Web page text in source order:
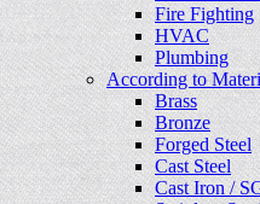
Fire Fighting
HVAC
Plumbing
According to
Brass
Bronze
Forged Steel
Cast Steel
Cast Iron /